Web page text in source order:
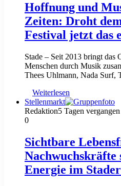
Hoffnung und
Zeiten: Droht
Festival jetzt das
Stade – Seit 2013 bringt
Menschen durch Musik
Thees Uhlmann, Nada Surf,
Weiterlesen
Stellenmarkt
Redaktion5 Tagen vergangen
0
Sichtbare
Energie im